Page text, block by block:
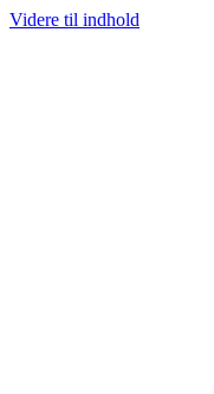
Videre til indhold